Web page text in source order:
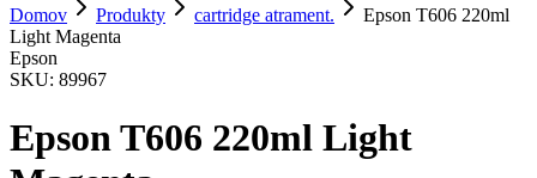
Domov Produkty cartridge atrament.
Epson T606 220ml
Light Magenta
Epson
SKU: 89967
Epson T606 220ml Light